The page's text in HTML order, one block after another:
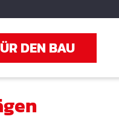
DEN BAU